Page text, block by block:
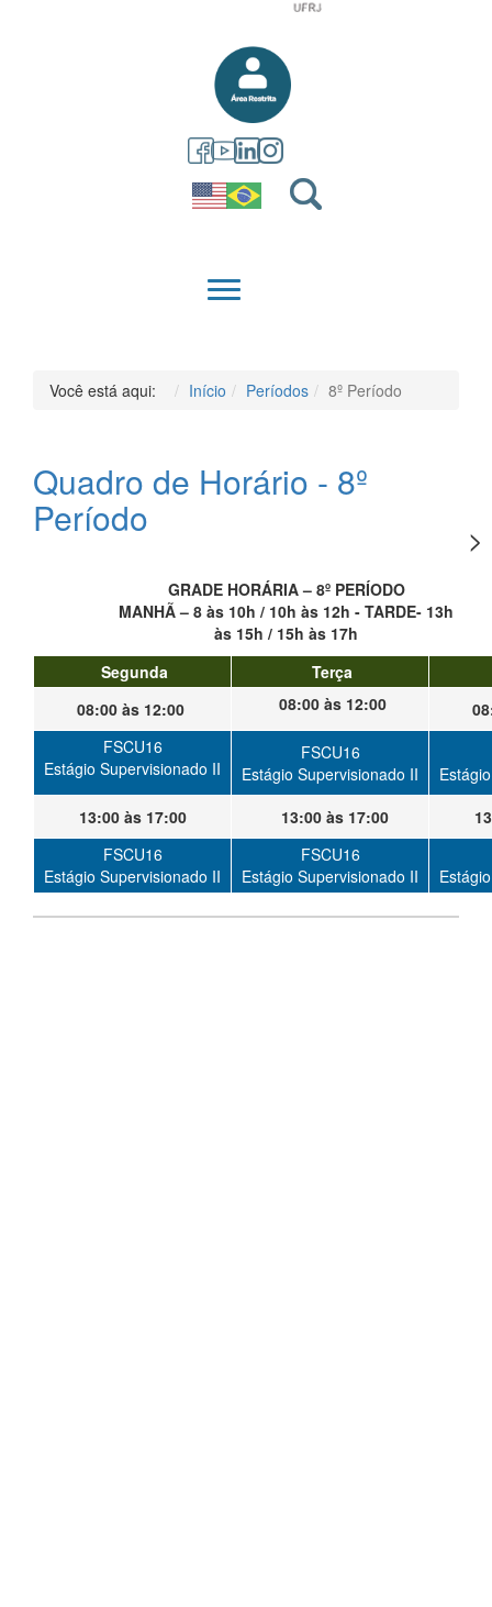
QUEM SOMOS
Você está aqui: Início Períodos 8º Período
Quadro de Horário - 8º
Período
GRADE HORÁRIA – 8º PERÍODO
MANHÃ – 8 às 10h / 10h às 12h - TARDE- 13h
às 15h / 15h às 17h
Segunda
Terça
08:00 às 12:00
08:00 às 12:00
FSCU16
Estágio Supervisionado II
FSCU16
Estágio Supervisionado II
13:00 às 17:00
13:00 às 17:00
FSCU16
Estágio Supervisionado II
FSCU16
Estágio Supervisionado II